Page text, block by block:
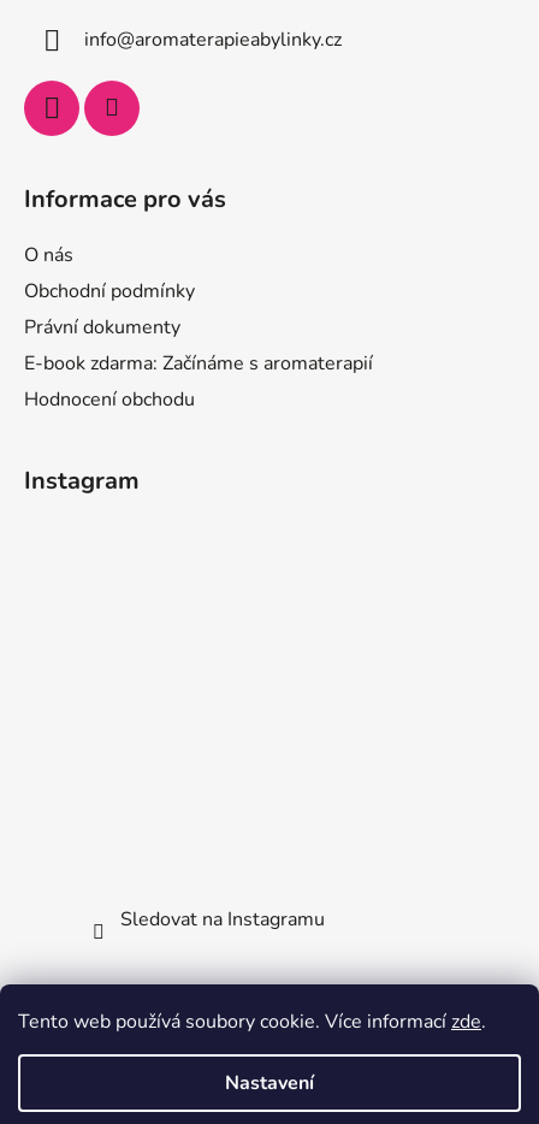
Tento web používá soubory cookie. Více informacízde.
Nastavení
info@aromaterapieabylinky.cz
Informace pro vás
O nás
Obchodní podmínky
Právní dokumenty
E-book zdarma: Začínáme s aromaterapií
Hodnocení obchodu
Instagram
Sledovat na Instagramu
Facebook